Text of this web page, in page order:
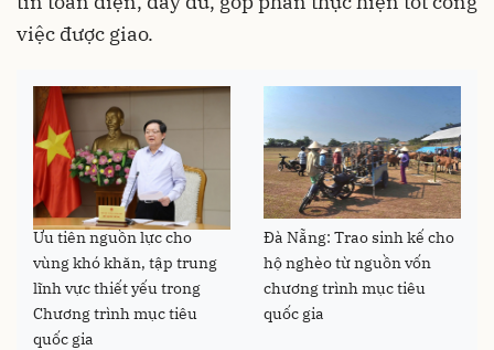
việc được giao.
Ưu tiên nguồn lực cho
vùng khó khăn, tập trung
lĩnh vực thiết yếu trong
Chương trình mục tiêu
quốc gia
Đà Nẵng: Trao sinh kế cho
hộ nghèo từ nguồn vốn
chương trình mục tiêu
quốc gia